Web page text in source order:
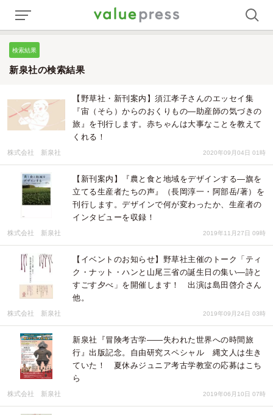
検索結果
新泉社の検索結果
【野草社・新刊案内】須江孝子さんのエッセイ集
『宙（そら）からのおくりもの—助産師の気づきの
旅』を刊行します。赤ちゃんは大事なことを教えて
くれる！
株式会社 新泉社 2020年09月04日 01時
【新刊案内】『農と食と地域をデザインする―旗を
立てる生産者たちの声』（長岡淳一・阿部岳/著）を
刊行します。デザインで何が変わったか、生産者の
インタビューを収録！
株式会社 新泉社 2019年11月27日 09時
【イベントのお知らせ】野草社主催のトーク「ティ
ク・ナット・ハンと山尾三省の誕生日の集い—詩と
すごす夕べ」を開催します！ 出演は島田啓介さん
他。
株式会社 新泉社 2019年09月24日 03時
新泉社『冒険考古学——失われた世界への時間旅
行』出版記念。自由研究スペシャル 縄文人は生き
ていた！ 夏休みジュニア考古学教室の応募はこち
ら
株式会社 新泉社 2019年06月10日 07時